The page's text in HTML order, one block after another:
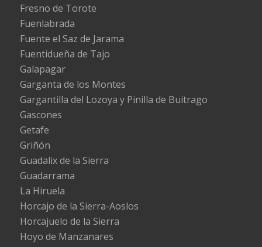
Fresno de Torote
Fuenlabrada
Fuente el Saz de Jarama
Fuentidueña de Tajo
Galapagar
Garganta de los Montes
Gargantilla del Lozoya y Pinilla de Buitrago
Gascones
Getafe
Griñón
Guadalix de la Sierra
Guadarrama
La Hiruela
Horcajo de la Sierra-Aoslos
Horcajuelo de la Sierra
Hoyo de Manzanares